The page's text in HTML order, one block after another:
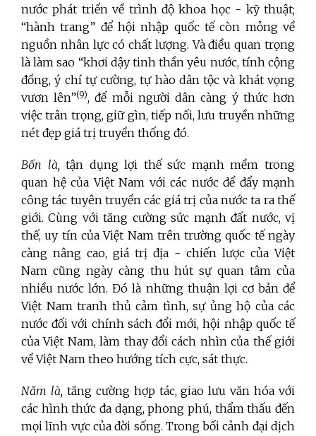
nước phát triển về trình độ khoa học - kỹ thuật;
“hành trang” để hội nhập quốc tế còn mỏng về
nguồn nhân lực có chất lượng. Và điều quan trọng
là làm sao “khơi dậy tinh thần yêu nước, tính cộng
đồng, ý chí tự cường, tự hào dân tộc và khát vọng
vươn lên”(9), để mỗi người dân càng ý thức hơn
việc trân trọng, giữ gìn, tiếp nối, lưu truyền những
nét đẹp giá trị truyền thống đó.
Bốn là,tận dụng lợi thế sức mạnh mềm trong
quan hệ của Việt Nam với các nước để đẩy mạnh
công tác tuyên truyền các giá trị của nước ta ra thế
giới. Cùng với tăng cường sức mạnh đất nước, vị
thế, uy tín của Việt Nam trên trường quốc tế ngày
càng nâng cao, giá trị địa - chiến lược của Việt
Nam cũng ngày càng thu hút sự quan tâm của
nhiều nước lớn. Đó là những thuận lợi cơ bản để
Việt Nam tranh thủ cảm tình, sự ủng hộ của các
nước đối với chính sách đổi mới, hội nhập quốc tế
của Việt Nam, làm thay đổi cách nhìn của thế giới
về Việt Nam theo hướng tích cực, sát thực.
Năm là,tăng cường hợp tác, giao lưu văn hóa với
các hình thức đa dạng, phong phú, thẩm thấu đến
mọi lĩnh vực của đời sống. Trong bối cảnh đại dịch